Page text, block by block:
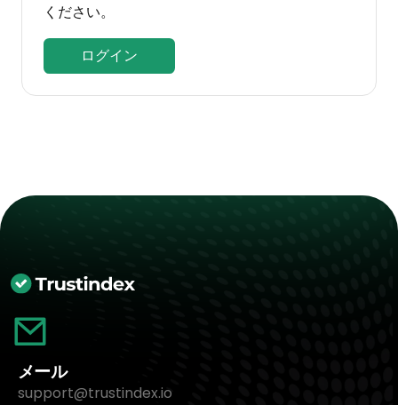
ください。
ログイン
メール
support@trustindex.io